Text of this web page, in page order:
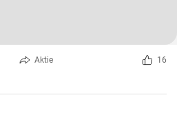
Aktie 16